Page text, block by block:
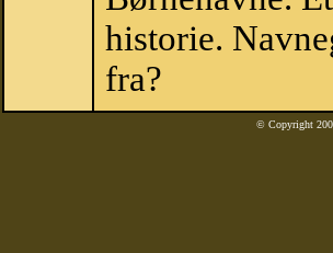
historie.
fra?
© Copyright